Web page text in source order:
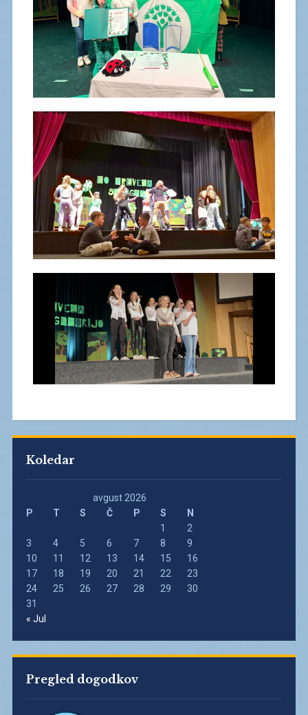
Koledar
avgust 2026
P
T S Č P S
N
1
2
3
4 5 6 7 8
9
10
11 12 13 14 15
16
17
18 19 20 21 22
23
24
25 26 27 28 29
30
31
« Jul
Pregled dogodkov